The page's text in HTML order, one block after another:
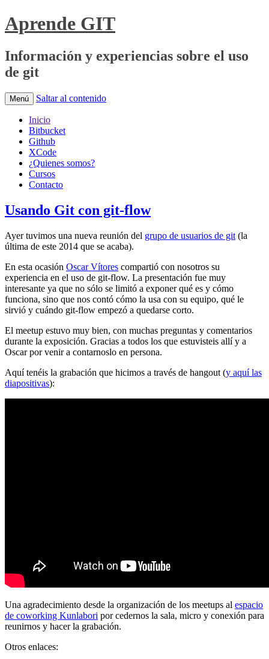
Aprende GIT
Información y experiencias sobre el uso
de git
Menú Saltar al contenido
Inicio
Bitbucket
Github
XCode
¿Quienes somos?
Cursos
Contacto
Usando Git con git-flow
Ayer tuvimos una nueva reunión del grupo de usuarios de git (la
última de este 2014 que se acaba).
En esta ocasión Oscar Vítores compartió con nosotros su
experiencia en el uso de git-flow. La presentación fue muy
interesante ya que no sólo se limitó a exponer qué es y cómo
funciona, sino que nos contó cómo la usa con su equipo, qué le
sirvió y cuándo git-flow empezó a quedarse corto.
El meetup estuvo muy bien, con muchas preguntas y comentarios
durante la exposición. Gracias a todos los que estuvisteis allí y a
Oscar por venir a contarnoslo en persona.
Aquí tenéis la grabación que hicimos a través de hangout (y aquí las
diapositivas):
Una agradecimiento desde la organización de los meetups al espacio
de coworking Kunlabori por cedernos la sala, micro y conexión para
reunirnos y hacer la grabación.
Otros enlaces: